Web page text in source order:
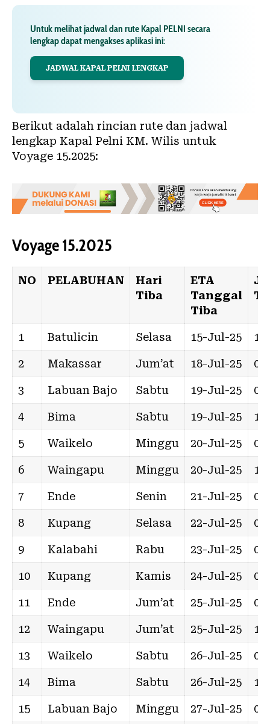
Untuk melihat jadwal dan rute Kapal PELNI secara
lengkap dapat mengakses aplikasi ini:
JADWAL KAPAL PELNI LENGKAP
Berikut adalah rincian rute dan jadwal
lengkap Kapal Pelni KM. Wilis untuk
Voyage 15.2025:
Voyage 15.2025
NO PELABUHAN
Hari
Tiba
ETA
Tanggal
Tiba
1 Batulicin Selasa 15-Jul-25
2 Makassar Jum’at 18-Jul-25
3 Labuan Bajo Sabtu 19-Jul-25
4 Bima Sabtu 19-Jul-25
5 Waikelo Minggu 20-Jul-25
6 Waingapu Minggu 20-Jul-25
7 Ende Senin 21-Jul-25
8 Kupang Selasa 22-Jul-25
9 Kalabahi Rabu 23-Jul-25
10 Kupang Kamis 24-Jul-25
11 Ende Jum’at 25-Jul-25
12 Waingapu Jum’at 25-Jul-25
13 Waikelo Sabtu 26-Jul-25
14 Bima Sabtu 26-Jul-25
15 Labuan Bajo Minggu 27-Jul-25